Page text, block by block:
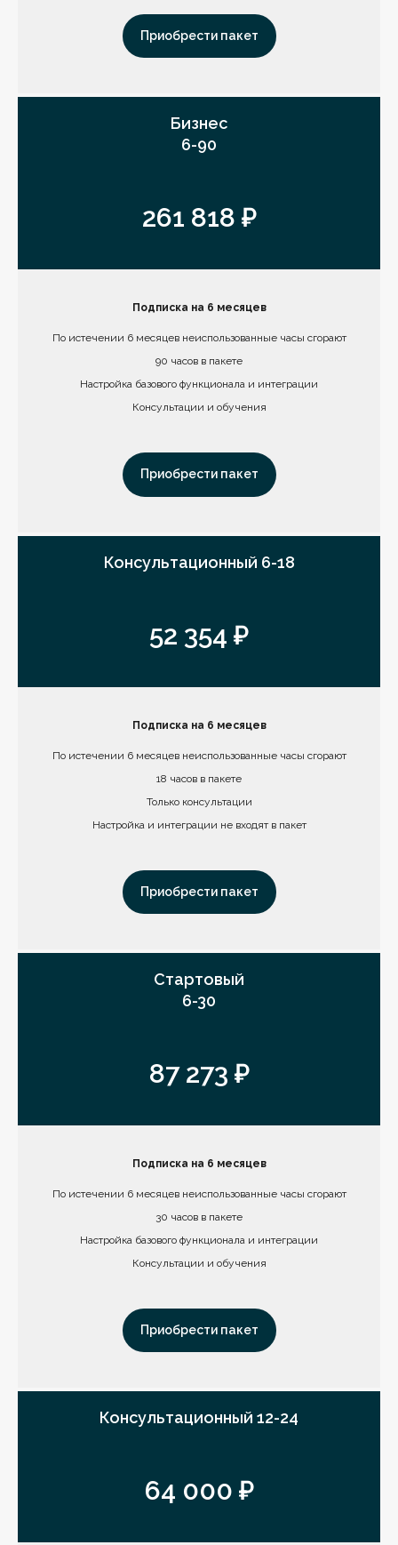
Приобрести пакет
Бизнес
6-90
261 818 ₽
Подписка на 6 месяцев
По истечении 6 месяцев неиспользованные часы сгорают
90 часов в пакете
Настройка базового функционала и интеграции
Консультации и обучения
Приобрести пакет
Консультационный 6-18
52 354 ₽
Подписка на 6 месяцев
По истечении 6 месяцев неиспользованные часы сгорают
18 часов в пакете
Только консультации
Настройка и интеграции не входят в пакет
Приобрести пакет
Стартовый
6-30
87 273 ₽
Подписка на 6 месяцев
По истечении 6 месяцев неиспользованные часы сгорают
30 часов в пакете
Настройка базового функционала и интеграции
Консультации и обучения
Приобрести пакет
Консультационный 12-24
64 000 ₽